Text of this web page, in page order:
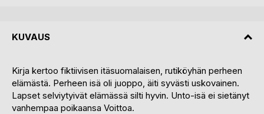
KUVAUS
Kirja kertoo fiktiivisen itäsuomalaisen, rutiköyhän perheen
elämästä. Perheen isä oli juoppo, äiti syvästi uskovainen.
Lapset selviytyivät elämässä silti hyvin. Unto-isä ei sietänyt
vanhempaa poikaansa Voittoa.